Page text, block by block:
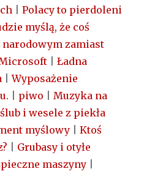
Polacy to pierdoleni
myślą, że coś
zamiast
Ładna
|Wyposażenie
piwo
Muzyka na
ślub i wesele z piekła
myślowy
Ktoś
Grubasy i otyłe
maszyny